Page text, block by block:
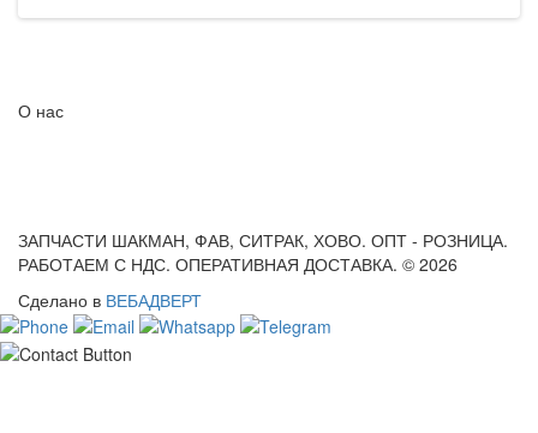
О нас
ЗАПЧАСТИ ШАКМАН, ФАВ, СИТРАК, ХОВО. ОПТ - РОЗНИЦА.
РАБОТАЕМ С НДС. ОПЕРАТИВНАЯ ДОСТАВКА. © 2026
Сделано в ВЕБАДВЕРТ